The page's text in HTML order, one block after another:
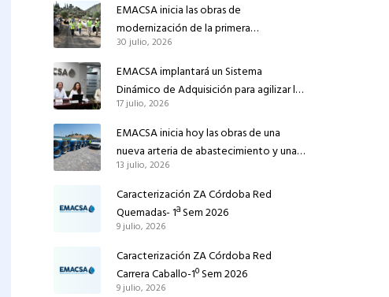
EMACSA inicia las obras de
modernización de la primera
conducción de abastecimiento para
reforzar el suministro de agua de
Córdoba
30 julio, 2026
EMACSA implantará un Sistema
Dinámico de Adquisición para agilizar la
contratación de obras en sus redes e
instalaciones
17 julio, 2026
EMACSA inicia hoy las obras de una
nueva arteria de abastecimiento y una
red de agua no potable en Ingeniero
Ruiz de Azúa
13 julio, 2026
Caracterización ZA Córdoba Red
Quemadas- 1ª Sem 2026
9 julio, 2026
Caracterización ZA Córdoba Red
Carrera Caballo-1º Sem 2026
9 julio, 2026